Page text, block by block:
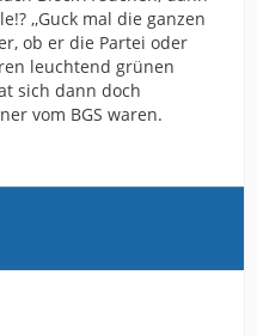
,,Guck mal die ganzen
ob er die Partei oder
leuchtend grünen
sich dann doch
vom BGS waren.